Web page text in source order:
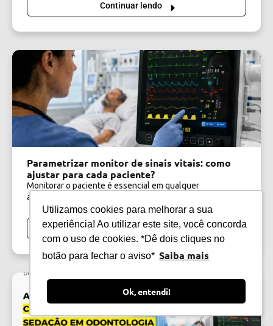
Utilizamos cookies para melhorar a sua
experiência! Ao utilizar este site, você concorda
com o uso de cookies. *Dê dois cliques no
botão para fechar o aviso* Saiba mais
Ok, entendi!
Continuar lendo
Parametrizar monitor de sinais vitais: como
ajustar para cada paciente?
Monitorar o paciente é essencial em qualquer
atendimento. E uma das maiores vantagens do monitor...
Continuar lendo